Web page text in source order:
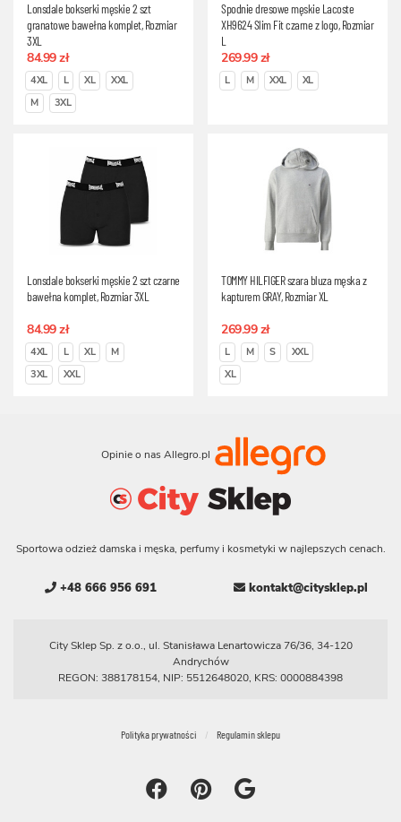
Lonsdale bokserki męskie 2 szt
granatowe bawełna komplet, Rozmiar
3XL
84.99 zł
4XL L XL
XXL
M
3XL
Spodnie dresowe męskie Lacoste
XH9624 Slim Fit czarne z logo, Rozmiar
L
269.99 zł
L M XXL XL
Lonsdale bokserki męskie 2 szt czarne
bawełna komplet, Rozmiar 3XL
84.99 zł
4XL L XL
M
3XL
XXL
TOMMY HILFIGER szara bluza męska z
kapturem GRAY, Rozmiar XL
269.99 zł
L M S
XXL
XL
Opinie o nas Allegro.pl
Sportowa odzież damska i męska, perfumy i kosmetyki w najlepszych cenach.
+48 666 956 691 kontakt@citysklep.pl
City Sklep Sp. z o.o., ul. Stanisława Lenartowicza 76/36, 34-120
Andrychów
REGON: 388178154, NIP: 5512648020, KRS: 0000884398
Polityka prywatności Regulamin sklepu